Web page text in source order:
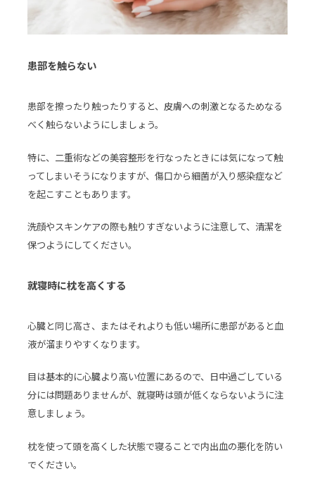
患部を触らない
患部を擦ったり触ったりすると、皮膚への刺激となるためなる
べく触らないようにしましょう。
特に、二重術などの美容整形を行なったときには気になって触
ってしまいそうになりますが、傷口から細菌が入り感染症など
を起こすこともあります。
洗顔やスキンケアの際も触りすぎないように注意して、清潔を
保つようにしてください。
就寝時に枕を高くする
心臓と同じ高さ、またはそれよりも低い場所に患部があると血
液が溜まりやすくなります。
目は基本的に心臓より高い位置にあるので、日中過ごしている
分には問題ありませんが、就寝時は頭が低くならないように注
意しましょう。
枕を使って頭を高くした状態で寝ることで内出血の悪化を防い
でください。